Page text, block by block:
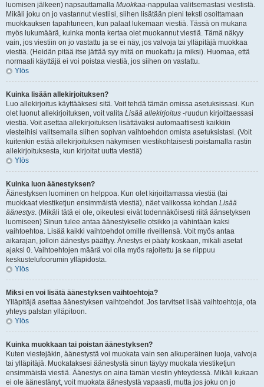
luomisen jälkeen) napsauttamalla Muokkaa-nappulaa valitsemastasi viestistä.
Mikäli joku on jo vastannut viestiisi, siihen lisätään pieni teksti osoittamaan
muokkauksen tapahtuneen, kun palaat lukemaan viestiä. Tässä on mukana
myös lukumäärä, kuinka monta kertaa olet muokannut viestiä. Tämä näkyy
vain, jos viestiin on jo vastattu ja se ei näy, jos valvoja tai ylläpitäjä muokkaa
viestiä. (Heidän pitää itse jättää syy mitä on muokattu ja miksi). Huomaa, että
normaali käyttäjä ei voi poistaa viestiä, jos siihen on vastattu.
Ylös
Kuinka lisään allekirjoituksen?
Luo allekirjoitus käyttääksesi sitä. Voit tehdä tämän omissa asetuksissasi. Kun
olet luonut allekirjoituksen, voit valita Lisää allekirjoitus -ruudun kirjoittaessasi
viestiä. Voit asettaa allekirjoituksen lisättäväksi automaattisesti kaikkiin
viesteihisi valitsemalla siihen sopivan vaihtoehdon omista asetuksistasi. (Voit
kuitenkin estää allekirjoituksen näkymisen viestikohtaisesti poistamalla rastin
allekirjoituksesta, kun kirjoitat uutta viestiä)
Ylös
Kuinka luon äänestyksen?
Äänestyksen luominen on helppoa. Kun olet kirjoittamassa viestiä (tai
muokkaat viestiketjun ensimmäistä viestiä), näet valikossa kohdan Lisää
äänestys. (Mikäli tätä ei ole, oikeutesi eivät todennäköisesti riitä äänsetyksen
luomiseen) Sinun tulee antaa äänestykselle otsikko ja vähintään kaksi
vaihtoehtoa. Lisää kaikki vaihtoehdot omille riveillensä. Voit myös antaa
aikarajan, jolloin äänestys päättyy. Änestys ei pääty koskaan, mikäli asetat
ajaksi 0. Vaihtoehtojen määrä voi olla myös rajoitettu ja se riippuu
keskustelufoorumin ylläpidosta.
Ylös
Miksi en voi lisätä äänestyksen vaihtoehtoja?
Ylläpitäjä asettaa äänestyksen vaihtoehdot. Jos tarvitset lisää vaihtoehtoja, ota
yhteys palstan ylläpitoon.
Ylös
Kuinka muokkaan tai poistan äänestyksen?
Kuten viestejäkin, äänestystä voi muokata vain sen alkuperäinen luoja, valvoja
tai ylläpitäjä. Muokataksesi äänestystä sinun täytyy muokata viestiketjun
ensimmäistä viestiä. Äänestys on aina tämän viestin yhteydessä. Mikäli kukaan
ei ole äänestänyt, voit muokata äänestystä vapaasti, mutta jos joku on jo